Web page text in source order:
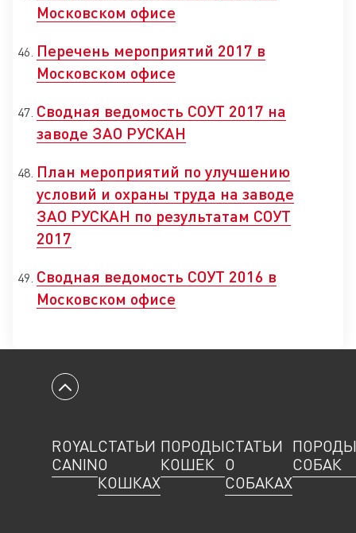
Московском офисе
Перечень мероприятий 2017 в
Московском офисе
Сводная ведомость СОУТ 2017 на
заводе ЗАО РУСКАН
План мероприятий по улучшению
условий и охраны труда на заводе
ЗАО РУСКАН по результатам СОУТ
2017
Сводная ведомость СОУТ 2016 в
Московском офисе
Вернуться к началу
ROYAL
CANIN
СТАТЬИ
О
КОШКАХ
ПОРОДЫ
КОШЕК
СТАТЬИ
О
СОБАКАХ
ПОРОДЫ
СОБАК